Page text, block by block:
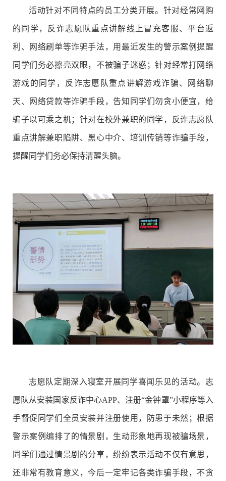
活动针对不同特点的员工分类开展。针对经常网购
的同学，反诈志愿队重点讲解线上冒充客服、平台返
利、网络刷单等诈骗手法，用最近发生的警示案例提醒
同学们务必擦亮双眼，不被骗子迷惑；针对经常打网络
游戏的同学，反诈志愿队重点讲解游戏诈骗、网络聊
天、网络贷款等诈骗手段，告知同学们勿贪小便宜，给
骗子以可乘之机；针对在校外兼职的同学，反诈志愿队
重点讲解兼职陷阱、黑心中介、培训传销等诈骗手段，
提醒同学们务必保持清醒头脑。
志愿队定期深入寝室开展同学喜闻乐见的活动。志
愿队从安装国家反诈中心APP、注册“金钟罩”小程序等入
手督促同学们全员安装并注册使用，防患于未然；根据
警示案例编排了的情景剧，生动形象地再现被骗场景，
同学们通过情景剧的分享，纷纷表示活动不仅有意思，
还非常有教育意义，今后一定牢记各类诈骗手段，不贪